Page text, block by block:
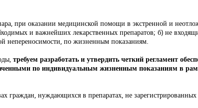
при оказании медицинской помощи в экстренной и
и важнейших лекарственных препаратов; б) не
непереносимости, по жизненным показаниям.
требуем разработать и утвердить четкий регламент
по индивидуальным жизненным показаниям в
граждан, нуждающихся в препаратах, не